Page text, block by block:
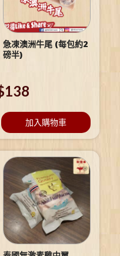
急凍澳洲牛尾 (每包約2
磅半)
138
加入購物車